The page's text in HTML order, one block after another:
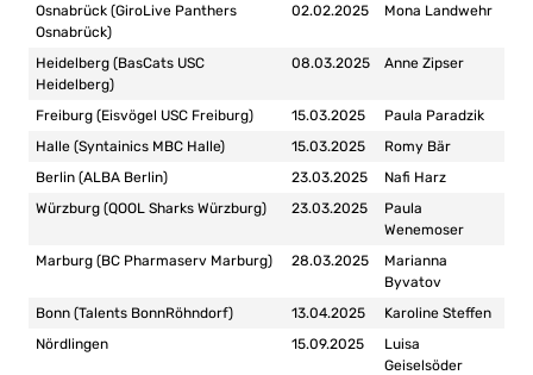
Osnabrück (GiroLive Panthers
Osnabrück)
02.02.2025 Mona Landwehr
Heidelberg (BasCats USC
Heidelberg)
08.03.2025 Anne Zipser
Freiburg (Eisvögel USC Freiburg) 15.03.2025
Paula Paradzik
Halle (Syntainics MBC Halle)
15.03.2025
Romy Bär
Berlin (ALBA Berlin)
23.03.2025
Nafi Harz
Würzburg (QOOL Sharks Würzburg)
23.03.2025
Paula
Wenemoser
Marburg (BC Pharmaserv Marburg)
28.03.2025
Marianna
Byvatov
Bonn (Talents BonnRöhndorf)
13.04.2025
Karoline Steffen
Nördlingen
15.09.2025
Luisa
Geiselsöder